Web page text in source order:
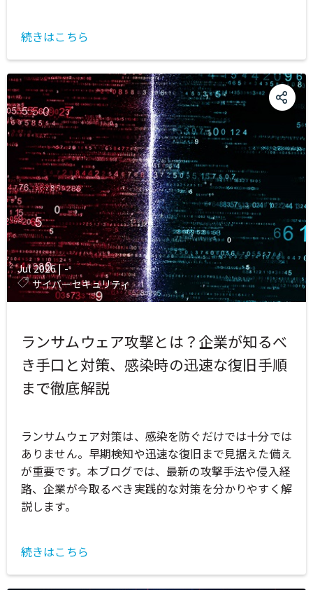
続きはこちら
Jul 2026|-
サイバーセキュリティ
ランサムウェア攻撃とは？企業が知るべ
き手口と対策、感染時の迅速な復旧手順
まで徹底解説
ランサムウェア対策は、感染を防ぐだけでは十分では
ありません。早期検知や迅速な復旧まで見据えた備え
が重要です。本ブログでは、最新の攻撃手法や侵入経
路、企業が今取るべき実践的な対策を分かりやすく解
説します。
続きはこちら